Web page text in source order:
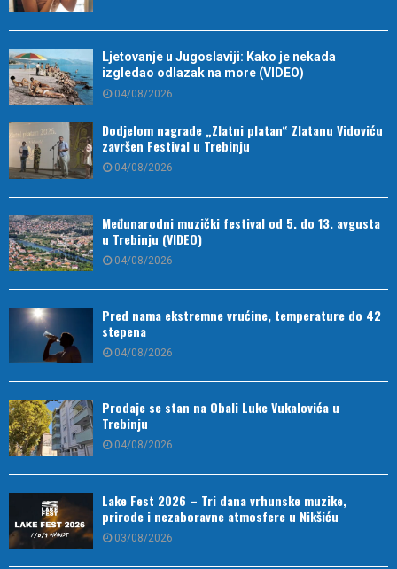
Ljetovanje u Jugoslaviji: Kako je nekada
izgledao odlazak na more (VIDEO)
04/08/2026
Dodjelom nagrade „Zlatni platan“ Zlatanu Vidoviću
završen Festival u Trebinju
04/08/2026
Međunarodni muzički festival od 5. do 13. avgusta
u Trebinju (VIDEO)
04/08/2026
Pred nama ekstremne vrućine, temperature do 42
stepena
04/08/2026
Prodaje se stan na Obali Luke Vukalovića u
Trebinju
04/08/2026
Lake Fest 2026 – Tri dana vrhunske muzike,
prirode i nezaboravne atmosfere u Nikšiću
03/08/2026